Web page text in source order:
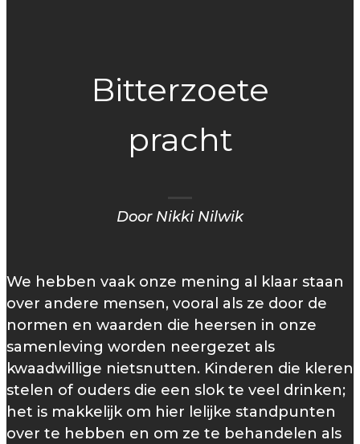
Bitterzoete
pracht
Door Nikki Nilwik
We hebben vaak onze mening al klaar staan
over andere mensen, vooral als ze door de
normen en waarden die heersen in onze
samenleving worden neergezet als
kwaadwillige nietsnutten. Kinderen die kleren
stelen of ouders die een slok te veel drinken;
het is makkelijk om hier lelijke standpunten
over te hebben en om ze te behandelen als